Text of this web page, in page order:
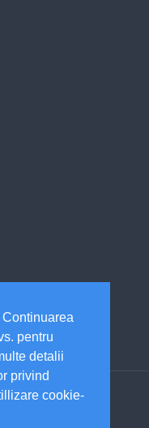
pentru
detalii
privind
cookie-